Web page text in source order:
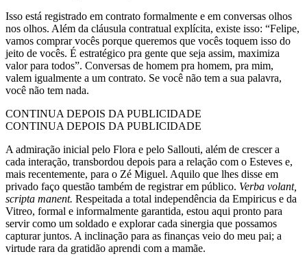
Isso está registrado em contrato formalmente e em conversas olhos
nos olhos. Além da cláusula contratual explícita, existe isso: “Felipe,
vamos comprar vocês porque queremos que vocês toquem isso do
jeito de vocês. É estratégico pra gente que seja assim, maximiza
valor para todos”. Conversas de homem pra homem, pra mim,
valem igualmente a um contrato. Se você não tem a sua palavra,
você não tem nada.
CONTINUA DEPOIS DA PUBLICIDADE
CONTINUA DEPOIS DA PUBLICIDADE
A admiração inicial pelo Flora e pelo Sallouti, além de crescer a
cada interação, transbordou depois para a relação com o Esteves e,
mais recentemente, para o Zé Miguel. Aquilo que lhes disse em
privado faço questão também de registrar em público. Verba volant,
scripta manent. Respeitada a total independência da Empiricus e da
Vitreo, formal e informalmente garantida, estou aqui pronto para
servir como um soldado e explorar cada sinergia que possamos
capturar juntos. A inclinação para as finanças veio do meu pai; a
virtude rara da gratidão aprendi com a mamãe.